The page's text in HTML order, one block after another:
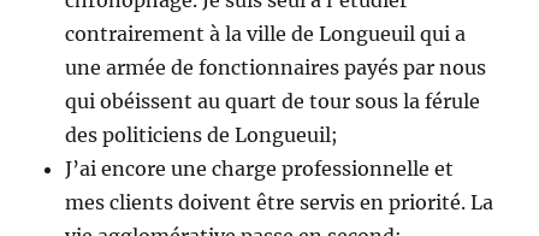
contrairement à la ville de Longueuil qui a
une armée de fonctionnaires payés par nous
qui obéissent au quart de tour sous la férule
des politiciens de Longueuil;
J’ai encore une charge professionnelle et
mes clients doivent être servis en priorité. La